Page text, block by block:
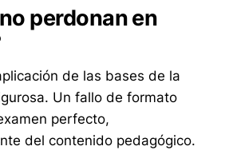
perdonan en
de las bases de la
Un fallo de formato
perfecto,
del contenido pedagógico.